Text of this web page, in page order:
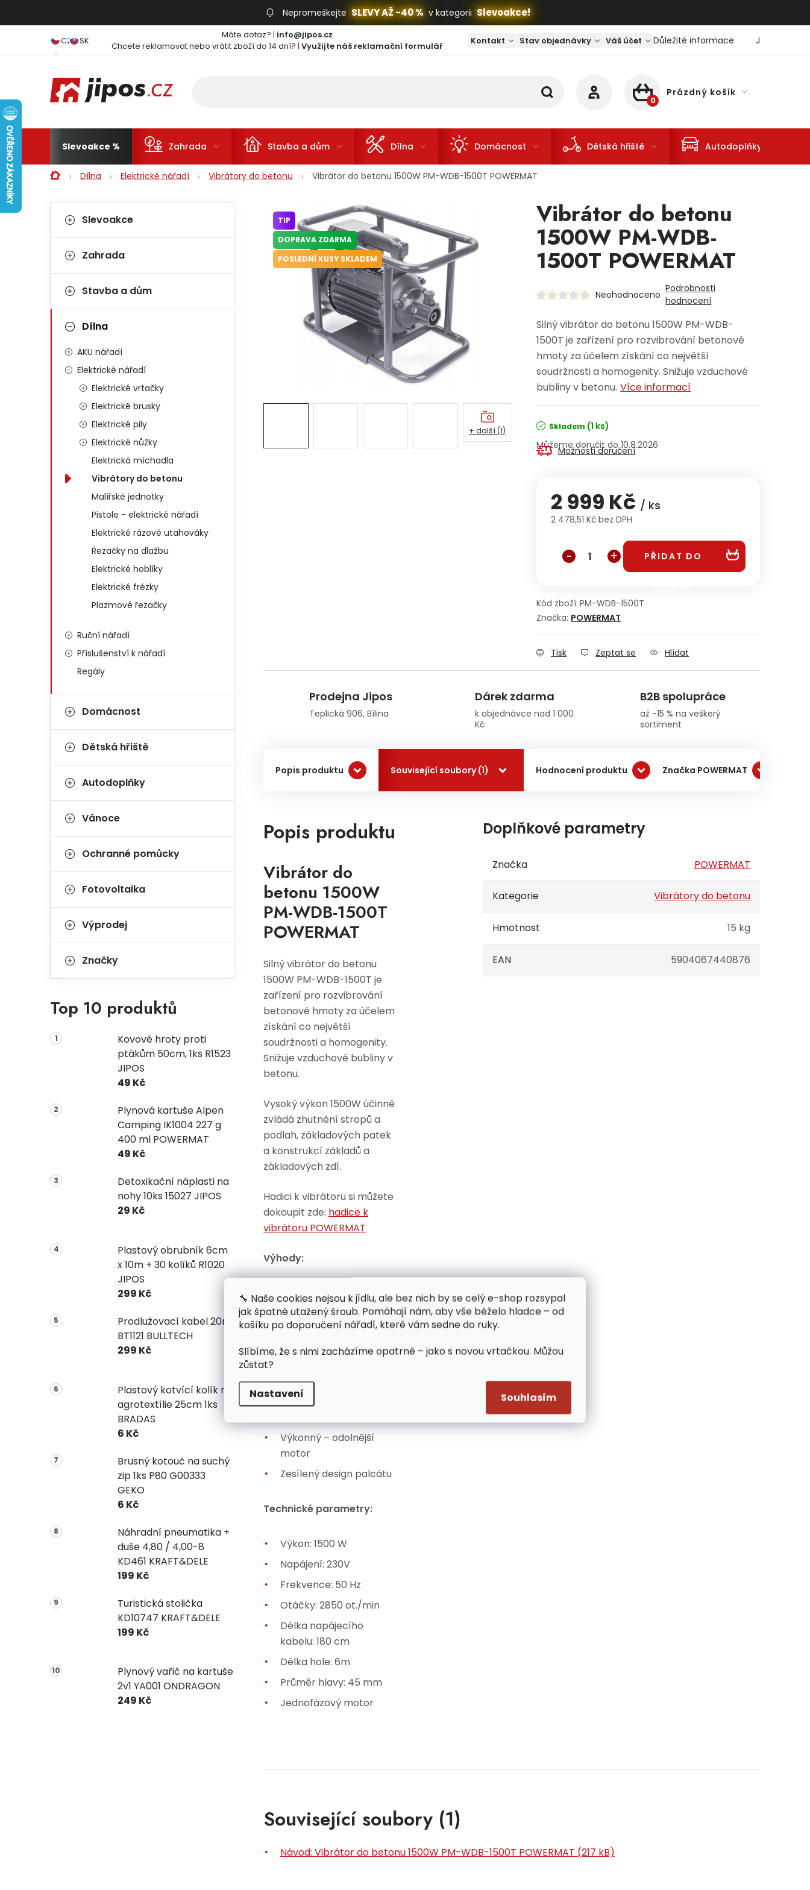
🔧 Naše cookies nejsou k jídlu, ale bez nich by se celý e-shop rozsypal
jak špatně utažený šroub. Pomáhají nám, aby vše běželo hladce – od
košíku po doporučení nářadí, které vám sedne do ruky.
Slíbíme, že s nimi zacházíme opatrně – jako s novou vrtačkou. Můžou
zůstat?
Nastavení Souhlasím
Nepromeškejte SLEVY AŽ -40 % v kategorii Slevoakce!
CZ SK Máte dotaz? | info@jipos.cz
Chcete reklamovat nebo vrátit zboží do 14 dní? | Využijte náš reklamační formulář Kontakt Stav objednávky Váš účet Důležité informace Jaký je
NÁKUPNÍ KOŠÍK
Prázdný košík
Slevoakce Zahrada Stavba a dům Dílna Domácnost Dětská hřiště Autodoplňky
DomůDílna Elektrické nářadí Vibrátory do betonu Vibrátor do betonu 1500W PM-WDB-1500T POWERMAT
Postranní panel
Kategorie
Slevoakce
Zahrada
Stavba a dům
Dílna
AKU nářadí
Elektrické nářadí
Elektrické vrtačky
Elektrické brusky
Elektrické pily
Elektrické nůžky
Elektrická míchadla
Vibrátory do betonu
Malířské jednotky
Pistole - elektrické nářadí
Elektrické rázové utahováky
Řezačky na dlažbu
Elektrické hoblíky
Elektrické frézky
Plazmové řezačky
Ruční nářadí
Příslušenství k nářadí
Regály
Domácnost
Dětská hřiště
Autodoplňky
Vánoce
Ochranné pomůcky
Fotovoltaika
Výprodej
Značky
Top 10 produktů
Kovové hroty proti
ptákům 50cm, 1ks R1523
JIPOS
49 Kč
Plynová kartuše Alpen
Camping IK1004 227 g
400 ml POWERMAT
49 Kč
Detoxikační náplasti na
nohy 10ks 15027 JIPOS
29 Kč
Plastový obrubník 6cm
x 10m + 30 kolíků R1020
JIPOS
299 Kč
Prodlužovací kabel 20m
BT1121 BULLTECH
299 Kč
Plastový kotvící kolík na
agrotextílie 25cm 1ks
BRADAS
6 Kč
Brusný kotouč na suchý
zip 1ks P80 G00333
GEKO
6 Kč
Náhradní pneumatika +
duše 4,80 / 4,00-8
KD461 KRAFT&DELE
199 Kč
Turistická stolička
KD10747 KRAFT&DELE
199 Kč
Plynový vařič na kartuše
2v1 YA001 ONDRAGON
249 Kč
Vibrátor do betonu
1500W PM-WDB-
1500T POWERMAT
Neohodnoceno
Podrobnosti
hodnocení
Silný vibrátor do betonu 1500W PM-WDB-
1500T je zařízení pro rozvibrování betonové
hmoty za účelem získání co největší
soudržnosti a homogenity. Snižuje vzduchové
bubliny v betonu. Více informací
Skladem (1 ks)
10.8.2026
Možnosti doručení
2 999 Kč / ks
2 478,51 Kč bez DPH
PŘIDAT DO
Kód zboží: PM-WDB-1500T
Značka: POWERMAT
Tisk Zeptat se Hlídat
TIP
DOPRAVA ZDARMA
POSLEDNÍ KUSY SKLADEM
+ další (1)
Prodejna Jipos
Teplická 906, Bílina
Dárek zdarma
k objednávce nad 1 000
Kč
B2B spolupráce
až -15 % na veškerý
sortiment
Popis produktu Související soubory (1) Hodnocení produktu Značka POWERMAT
Popis produktu
Vibrátor do
betonu 1500W
PM-WDB-1500T
POWERMAT
Silný vibrátor do betonu
1500W PM-WDB-1500T je
zařízení pro rozvibrování
betonové hmoty za účelem
získání co největší
soudržnosti a homogenity.
Snižuje vzduchové bubliny v
betonu.
Vysoký výkon 1500W účinně
zvládá zhutnění stropů a
podlah, základových patek
a konstrukcí základů a
základových zdí.
Hadici k vibrátoru si můžete
dokoupit zde: hadice k
vibrátoru POWERMAT
Výhody:
Snižuje vzduchové
bubliny v betonu
Praktické pro lití stropů
a podlah
patek
Výroba základových
Výkonný – odolnější
motor
Zesílený design palcátu
Technické parametry:
Výkon: 1500 W
Napájení: 230V
Frekvence: 50 Hz
Otáčky: 2850 ot./min
Délka napájecího
kabelu: 180 cm
Délka hole: 6m
Průměr hlavy: 45 mm
Jednofázový motor
Doplňkové parametry
Značka POWERMAT
Kategorie Vibrátory do betonu
Hmotnost 15 kg
EAN 5904067440876
Související soubory (1)
Návod: Vibrátor do betonu 1500W PM-WDB-1500T POWERMAT (217 kB)